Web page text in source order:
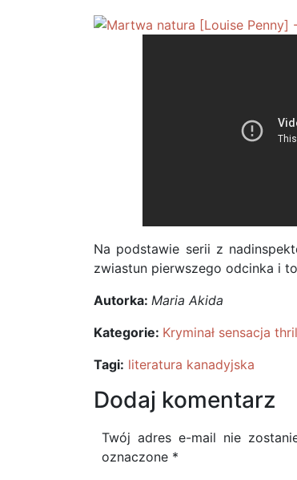
Na podstawie serii z
zwiastun pierwszego odcinka i
Autorka: Maria Akida
Kategorie: Kryminał sensacja
Tagi: literatura kanadyjska
Dodaj komentarz
Twój adres e-mail nie
oznaczone *